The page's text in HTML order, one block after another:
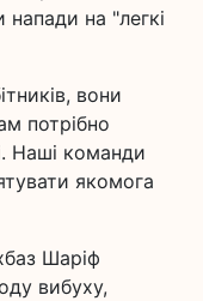
на "легкі
вони
потрібно
Наші команди
якомога
Шаріф
вибуху,